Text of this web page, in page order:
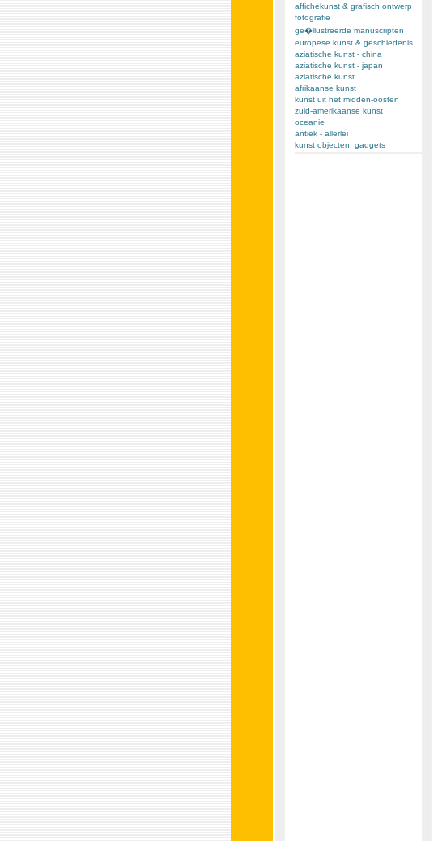
affichekunst & grafisch ontwerp
fotografie
ge�llustreerde manuscripten
europese kunst & geschiedenis
aziatische kunst - china
aziatische kunst - japan
aziatische kunst
afrikaanse kunst
kunst uit het midden-oosten
zuid-amerikaanse kunst
oceanie
antiek - allerlei
kunst objecten, gadgets